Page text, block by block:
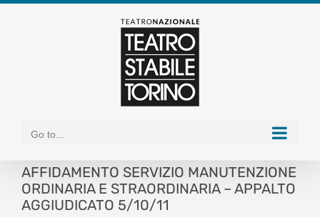
Go to...
AFFIDAMENTO SERVIZIO MANUTENZIONE
ORDINARIA E STRAORDINARIA – APPALTO
AGGIUDICATO 5/10/11